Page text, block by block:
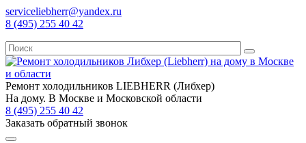
serviceliebherr@yandex.ru
8 (495) 255 40 42
Ремонт холодильников LIEBHERR (Либхер)
На дому. В Москве и Московской области
8 (495) 255 40 42
Заказать обратный звонок